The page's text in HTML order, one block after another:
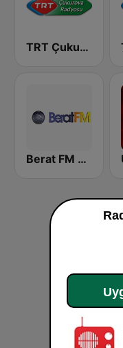
TRT Çukurova Radyosu
Berat FM 87.8